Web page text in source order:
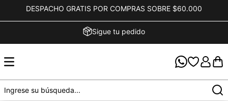
DESPACHO GRATIS POR COMPRAS SOBRE $60.000
Sigue tu pedido